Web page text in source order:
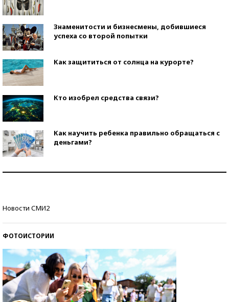
Знаменитости и бизнесмены, добившиеся
успеха со второй попытки
Как защититься от солнца на курорте?
Кто изобрел средства связи?
Как научить ребенка правильно обращаться с
деньгами?
Новости СМИ2
ФОТОИСТОРИИ